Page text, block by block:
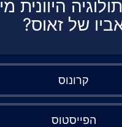
היוונית מי
של זאוס?
קרונוס
הפייסטוס